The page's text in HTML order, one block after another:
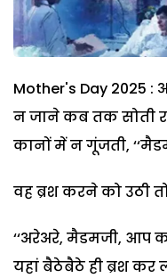
Mother's Day 2025
न जाने कब तक सोती
कानों में न गूंजती,
वह ब्रश करने को उठी
‘‘अरेअरे, मैडमजी, आप
यहां बैठेबैठे ही ब्रश कर